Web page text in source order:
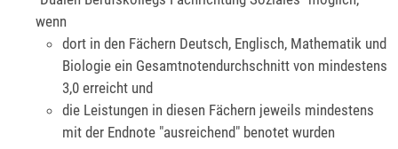
wenn
dort in den Fächern Deutsch, Englisch, Mathematik und
Biologie ein Gesamtnotendurchschnitt von mindestens
3,0 erreicht und
die Leistungen in diesen Fächern jeweils mindestens
mit der Endnote "ausreichend" benotet wurden